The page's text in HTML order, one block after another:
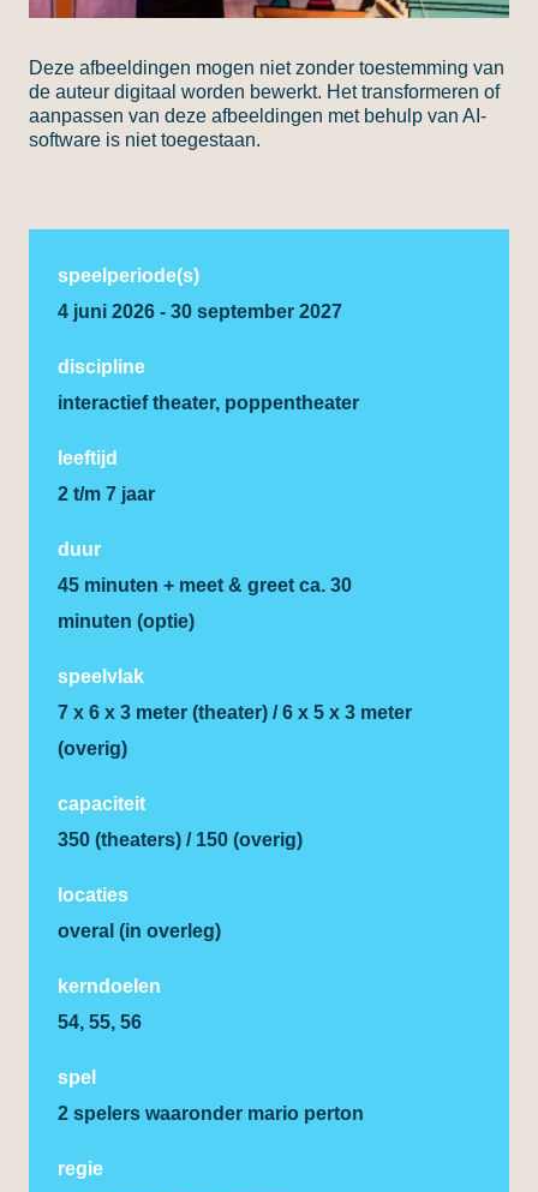
Deze afbeeldingen mogen niet zonder toestemming van
de auteur digitaal worden bewerkt. Het transformeren of
aanpassen van deze afbeeldingen met behulp van AI-
software is niet toegestaan.
speelperiode(s)
4 juni 2026 - 30 september 2027
discipline
interactief theater, poppentheater
leeftijd
2 t/m 7 jaar
duur
45 minuten + meet & greet ca. 30
minuten (optie)
speelvlak
7 x 6 x 3 meter (theater) / 6 x 5 x 3 meter
(overig)
capaciteit
350 (theaters) / 150 (overig)
locaties
overal (in overleg)
kerndoelen
54, 55, 56
spel
2 spelers waaronder mario perton
regie